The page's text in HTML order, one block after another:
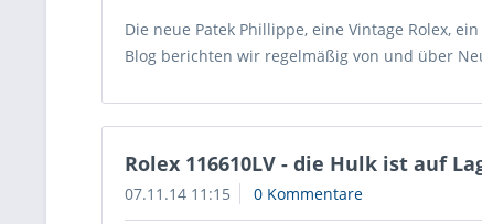
Die neue Patek Phillippe, eine Vintage Rolex,
Blog berichten wir regelmäßig von und über
Rolex 116610LV - die Hulk ist auf
07.11.14 11:15 0 Kommentare